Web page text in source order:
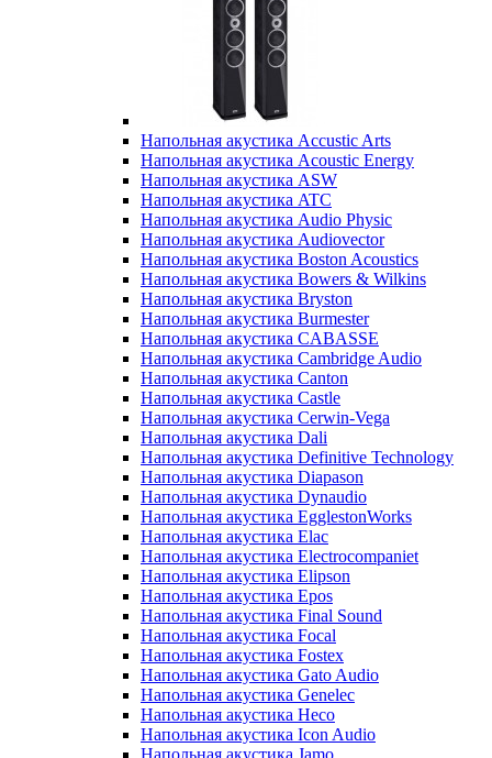
Напольная акустика Accustic Arts
Напольная акустика Acoustic Energy
Напольная акустика ASW
Напольная акустика ATC
Напольная акустика Audio Physic
Напольная акустика Audiovector
Напольная акустика Boston Acoustics
Напольная акустика Bowers & Wilkins
Напольная акустика Bryston
Напольная акустика Burmester
Напольная акустика CABASSE
Напольная акустика Cambridge Audio
Напольная акустика Canton
Напольная акустика Castle
Напольная акустика Cerwin-Vega
Напольная акустика Dali
Напольная акустика Definitive Technology
Напольная акустика Diapason
Напольная акустика Dynaudio
Напольная акустика EgglestonWorks
Напольная акустика Elac
Напольная акустика Electrocompaniet
Напольная акустика Elipson
Напольная акустика Epos
Напольная акустика Final Sound
Напольная акустика Focal
Напольная акустика Fostex
Напольная акустика Gato Audio
Напольная акустика Genelec
Напольная акустика Heco
Напольная акустика Icon Audio